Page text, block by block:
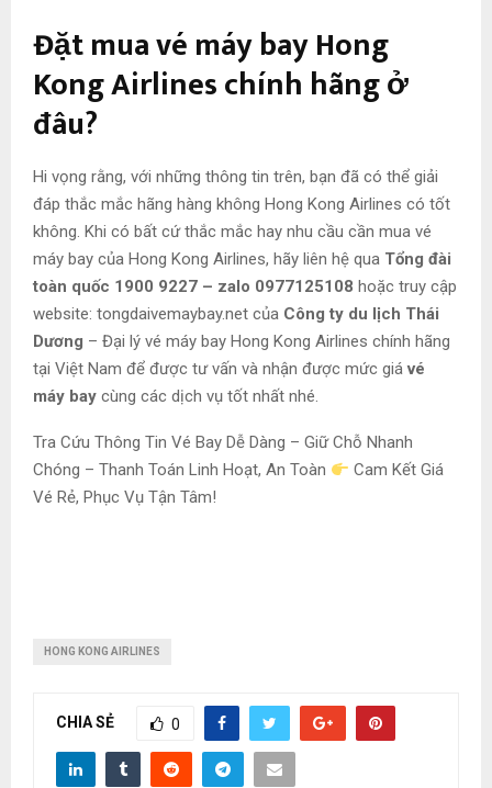
Đặt mua vé máy bay Hong
Kong Airlines chính hãng ở
đâu?
Hi vọng rằng, với những thông tin trên, bạn đã có thể giải
đáp thắc mắc hãng hàng không Hong Kong Airlines có tốt
không. Khi có bất cứ thắc mắc hay nhu cầu cần mua vé
máy bay của Hong Kong Airlines, hãy liên hệ qua Tổng đài
toàn quốc 1900 9227 – zalo 0977125108 hoặc truy cập
website: tongdaivemaybay.net của Công ty du lịch Thái
Dương – Đại lý vé máy bay Hong Kong Airlines chính hãng
tại Việt Nam để được tư vấn và nhận được mức giávé
máy bay cùng các dịch vụ tốt nhất nhé.
Tra Cứu Thông Tin Vé Bay Dễ Dàng – Giữ Chỗ Nhanh
Chóng – Thanh Toán Linh Hoạt, An Toàn
Cam Kết Giá
Vé Rẻ, Phục Vụ Tận Tâm!
HONG KONG AIRLINES
CHIA SẺ 0